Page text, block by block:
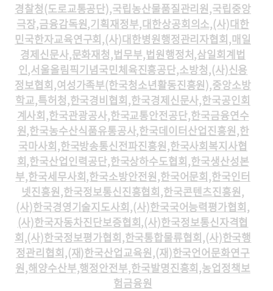
경찰청(도로교통공단),국립농산물품질관리원,국립중앙
극장,금융감독원,기획재정부,대한상공회의소,(사)대한
민국한자교육연구회,(사)대한병원행정관리자협회,매일
경제신문사,문화재청,법무부,법원행정처,삼일회계법
인,서울올림픽기념국민체육진흥공단,소방청,(사)신용
정보협회,여성가족부(한국청소년활동진흥원),중앙소방
학교,특허청,한국경비협회,한국경제신문사,한국공인회
계사회,한국관광공사,한국교통안전공단,한국금융연수
원,한국농수산식품유통공사,한국데이터산업진흥원,한
국마사회,한국방송통신전파진흥원,한국사회복지사협
회,한국산업인력공단,한국상하수도협회,한국생산성본
부,한국세무사회,한국소방안전원,한국어문회,한국인터
넷진흥원,한국정보통신진흥협회,한국콘텐츠진흥원,
(사)한국경영기술지도사회,(사)한국국어능력평가협회,
(사)한국자동차진단보증협회,(사)한국정보통신자격협
회,(사)한국정보평가협회,한국통합물류협회,(사)한국행
정관리협회,(재)한국산업교육원,(재)한국언어문화연구
원,해양수산부,행정안전부,한국발명진흥회,농업정책보
험금융원